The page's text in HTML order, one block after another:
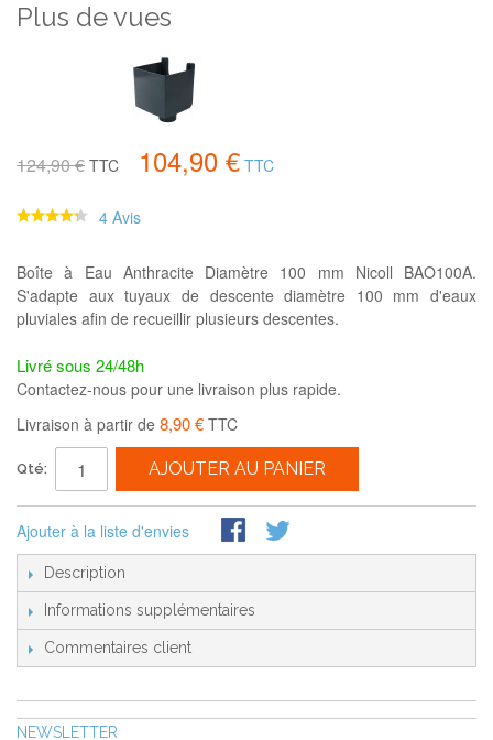
Plus de vues
124,90 € TTC 104,90 € TTC
4 Avis
Boîte à Eau Anthracite Diamètre 100 mm Nicoll BAO100A.
S'adapte aux tuyaux de descente diamètre 100 mm d'eaux
pluviales afin de recueillir plusieurs descentes.
Livré sous 24/48h
Contactez-nous pour une livraison plus rapide.
Livraison à partir de 8,90 € TTC
Qté: AJOUTER AU PANIER
Ajouter à la liste d'envies
Description
Informations supplémentaires
Commentaires client
NEWSLETTER